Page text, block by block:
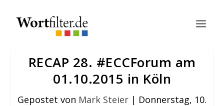
RECAP 28. #ECCForum am
01.10.2015 in Köln
Gepostet von Mark Steier | Donnerstag, 10.